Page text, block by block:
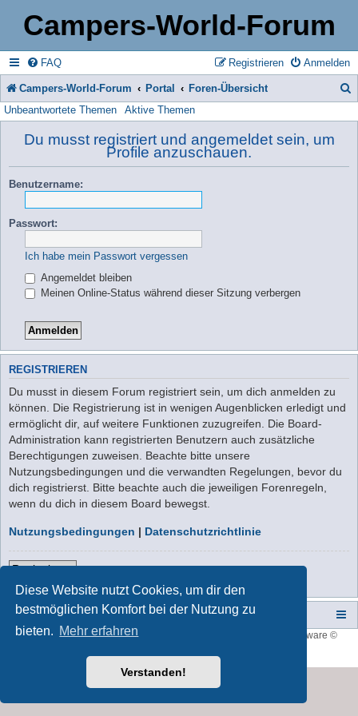
Diese Website nutzt Cookies, um dir den
bestmöglichen Komfort bei der Nutzung zu
bieten. Mehr erfahren
Verstanden!
Campers-World-Forum
FAQ Anmelden
Registrieren
Campers-World-Forum Portal Foren-Übersicht
Unbeantwortete Themen Aktive Themen
Du musst registriert und angemeldet sein, um
Profile anzuschauen.
Benutzername:
Passwort:
Ich habe mein Passwort vergessen
Angemeldet bleiben
Meinen Online-Status während dieser Sitzung verbergen
REGISTRIEREN
Du musst in diesem Forum registriert sein, um dich anmelden zu
können. Die Registrierung ist in wenigen Augenblicken erledigt und
ermöglicht dir, auf weitere Funktionen zuzugreifen. Die Board-
Administration kann registrierten Benutzern auch zusätzliche
Berechtigungen zuweisen. Beachte bitte unsere
Nutzungsbedingungen und die verwandten Regelungen, bevor du
dich registrierst. Bitte beachte auch die jeweiligen Forenregeln,
wenn du dich in diesem Board bewegst.
Nutzungsbedingungen | Datenschutzrichtlinie
Registrieren
Campers-World-Forum Portal Foren-Übersicht
Style developer byforum tricolor
® Forum Software ©
Deutsche Übersetzung durch